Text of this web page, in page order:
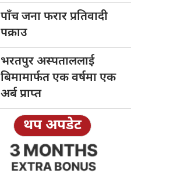
पाँच जनाफरार प्रतिवादी
पक्राउ
भरतपुर अस्पताललाई
बिमामार्फत एक वर्षमा एक
अर्ब प्राप्त
थप अपडेट